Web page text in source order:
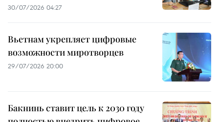
30/07/2026 04:27
Вьетнам укрепляет цифровые
возможности миротворцев
29/07/2026 20:00
Бакнинь ставит цель к 2030 году